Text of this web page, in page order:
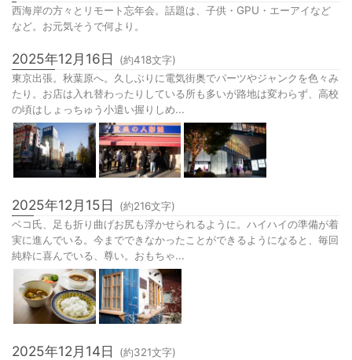
西海岸の方々とリモート忘年会。話題は、子供・GPU・エーアイなど
など。お元気そうで何より。
2025年12月16日 (約418文字)
東京出張。秋葉原へ。久しぶりに電気街奥でパーツやジャンクを色々み
たり。お店は入れ替わったりしている所も多いが路地は変わらず、高校
の頃はしょっちゅう小遣い握りしめ...
2025年12月15日 (約216文字)
ベコ氏、足も折り曲げお尻も浮かせられるように。ハイハイの準備が着
実に進んでいる。今までできなかったことができるようになると、毎回
純粋に喜んでいる、尊い。おもちゃ...
2025年12月14日 (約321文字)